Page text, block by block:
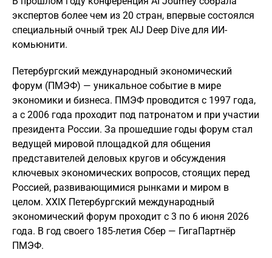
экспертов более чем из 20 стран, впервые состоялся
специальный очный трек AIJ Deep Dive для ИИ-
комьюнити.
Петербургский международный экономический
форум (ПМЭФ) — уникальное событие в мире
экономики и бизнеса. ПМЭФ проводится с 1997 года,
а с 2006 года проходит под патронатом и при участии
президента России. За прошедшие годы форум стал
ведущей мировой площадкой для общения
представителей деловых кругов и обсуждения
ключевых экономических вопросов, стоящих перед
Россией, развивающимися рынками и миром в
целом. XXIX Петербургский международный
экономический форум проходит с 3 по 6 июня 2026
года. В год своего 185-летия Сбер — ГигаПартнёр
ПМЭФ.